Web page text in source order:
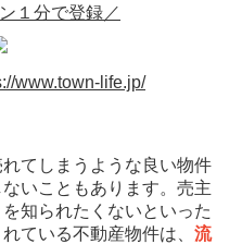
１分で登録／
www.town-life.jp/
てしまうような良い物件
いこともあります。売主
知られたくないといった
ている不動産物件は、 流